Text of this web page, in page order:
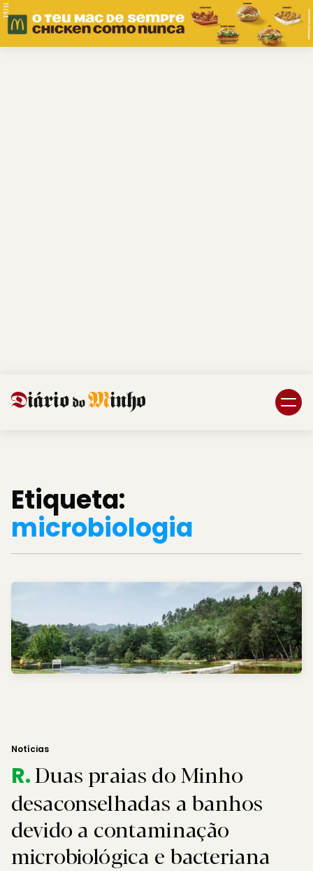
PUB.
Etiqueta:
microbiologia
Notícias
R.Duas praias do Minho
desaconselhadas a banhos
devido a contaminação
microbiológica e bacteriana